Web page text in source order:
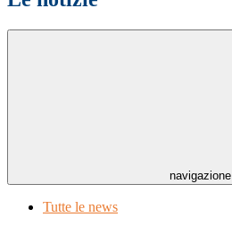
navigazione
Tutte le news